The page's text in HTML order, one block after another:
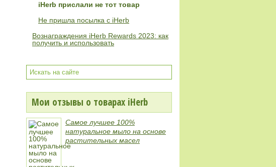
iHerb прислали не тот товар
Не пришла посылка с iHerb
Вознаграждения iHerb Rewards 2023: как
получить и использовать
Мои отзывы о товарах iHerb
Самое лучшее 100%
натуральное мыло на основе
растительных масел